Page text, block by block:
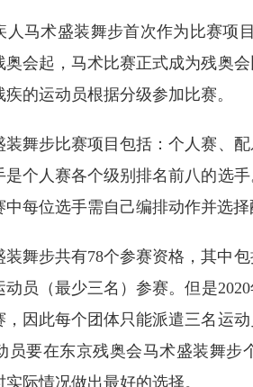
人马术盛装舞步首次作为比赛项
奥会起，马术比赛正式成为残奥
的运动员根据分级参加比赛。
装舞步比赛项目包括：个人赛、
是个人赛各个级别排名前八的选
中每位选手需自己编排动作并选
装舞步共有78个参赛资格，其中
员（最少三名）参赛。但是
，因此每个团体只能派遣三名运
员要在东京残奥会马术盛装舞步
际情况做出最好的选择。